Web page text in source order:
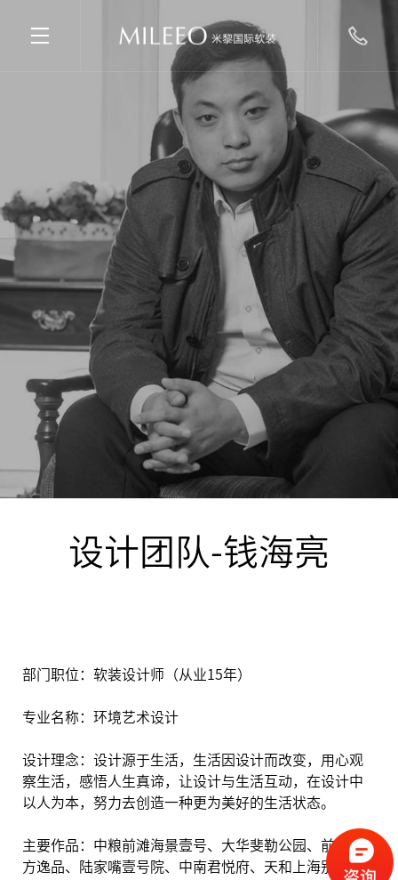
设计团队-钱海亮
部门职位：软装设计师（从业15年）
专业名称：环境艺术设计
设计理念：设计源于生活，生活因设计而改变，用心观
察生活，感悟人生真谛，让设计与生活互动，在设计中
以人为本，努力去创造一种更为美好的生活状态。
主要作品：中粮前滩海景壹号、大华斐勒公园、前滩东
方逸品、陆家嘴壹号院、中南君悦府、天和上海别